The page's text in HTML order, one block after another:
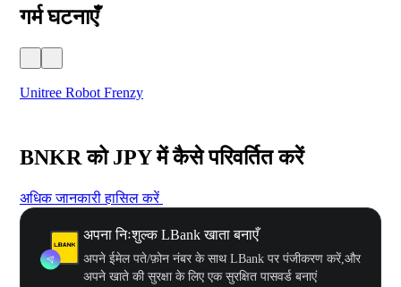
गर्म घटनाएँ
Unitree Robot Frenzy
BNKR को JPY में कैसे परिवर्तित करें
अधिक जानकारी हासिल करें
अपना निःशुल्क LBank खाता बनाएँ
अपने ईमेल पते/फ़ोन नंबर के साथ LBank पर पंजीकरण करें,और
अपने खाते की सुरक्षा के लिए एक सुरक्षित पासवर्ड बनाएं